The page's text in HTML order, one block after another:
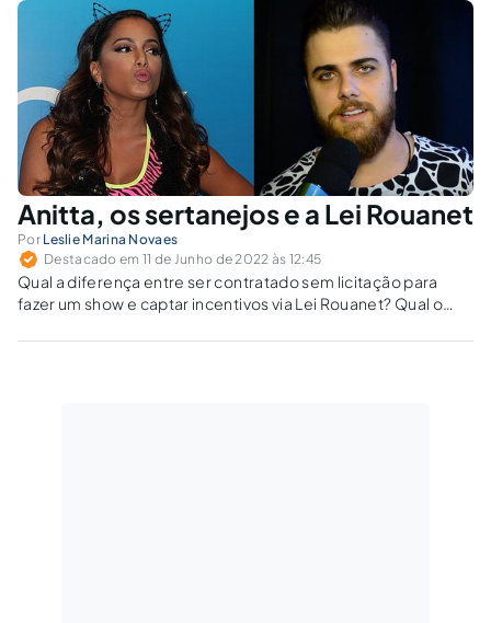
Anitta, os sertanejos e a Lei Rouanet
Por Leslie Marina Novaes
Destacado em 11 de Junho de 2022 às 12:45
Qual a diferença entre ser contratado sem licitação para
fazer um show e captar incentivos via Lei Rouanet? Qual o